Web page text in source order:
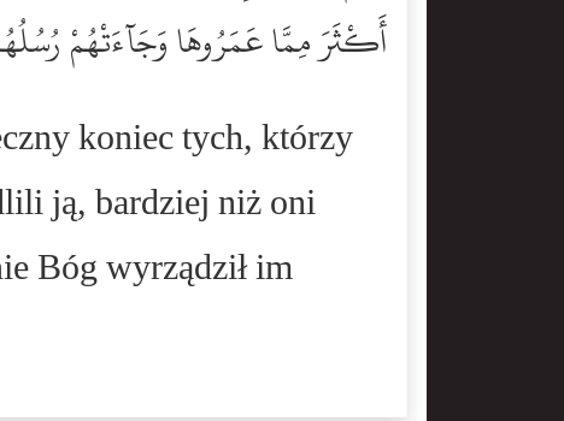
أَكْثَرَ مِمَّا عَمَرُوهَا وَجَآءَتْهُمْ
koniec tych, którzy
ją, bardziej niż oni
Bóg wyrządził im